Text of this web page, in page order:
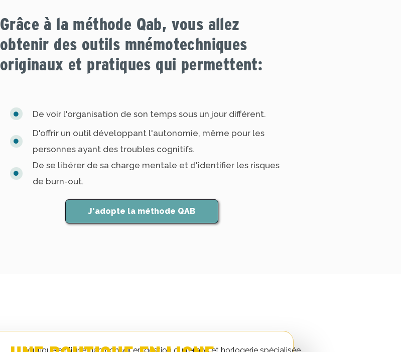
Grâce à la méthode Qab, vous allez
obtenir des outils mnémotechniques
originaux et pratiques qui permettent:​
De voir l'organisation de son temps sous un jour différent.​
D'offrir un outil développant l'autonomie, même pour les
personnes ayant des troubles cognitifs.​
De se libérer de sa charge mentale et d'identifier les risques
de burn-out.​
J'adopte la méthode QAB